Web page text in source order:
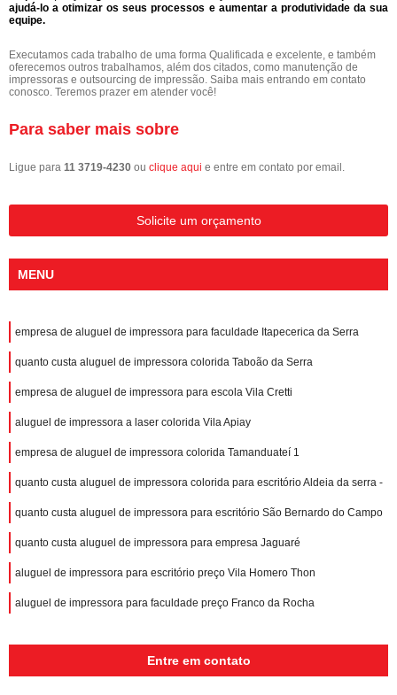
ajudá-lo a otimizar os seus processos e aumentar a produtividade da sua
equipe.
Executamos cada trabalho de uma forma Qualificada e excelente, e também
oferecemos outros trabalhamos, além dos citados, como manutenção de
impressoras e outsourcing de impressão. Saiba mais entrando em contato
conosco. Teremos prazer em atender você!
Para saber mais sobre
Ligue para 11 3719-4230 ou clique aqui e entre em contato por email.
Solicite um orçamento
MENU
empresa de aluguel de impressora para faculdade Itapecerica da Serra
quanto custa aluguel de impressora colorida Taboão da Serra
empresa de aluguel de impressora para escola Vila Cretti
aluguel de impressora a laser colorida Vila Apiay
empresa de aluguel de impressora colorida Tamanduateí 1
quanto custa aluguel de impressora colorida para escritório Aldeia da serra -
quanto custa aluguel de impressora para escritório São Bernardo do Campo
quanto custa aluguel de impressora para empresa Jaguaré
aluguel de impressora para escritório preço Vila Homero Thon
aluguel de impressora para faculdade preço Franco da Rocha
Entre em contato